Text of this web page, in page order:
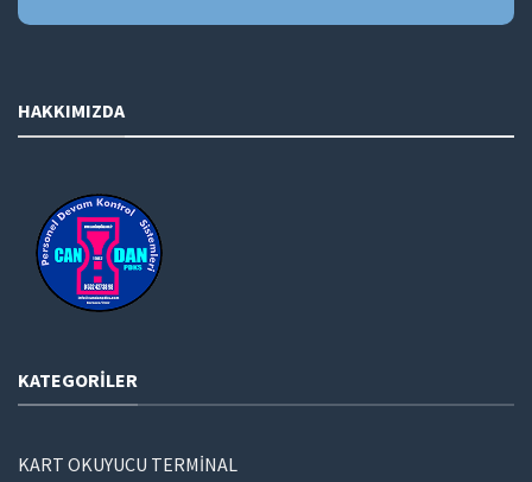
HAKKIMIZDA
KATEGORILER
KART OKUYUCU TERMİNAL